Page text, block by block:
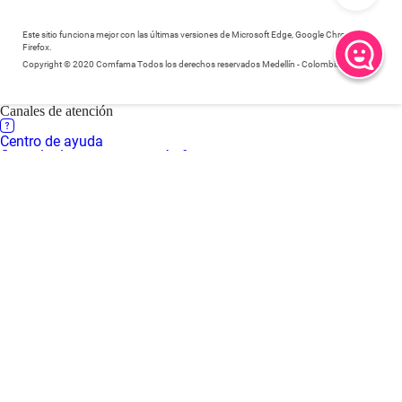
Este sitio funciona mejor con las últimas versiones de Microsoft Edge, Google Chrome y
Firefox.
Copyright © 2020 Comfama Todos los derechos reservados Medellín - Colombia
Canales de atención
Centro de ayuda
Consulta las preguntas más frecuentes